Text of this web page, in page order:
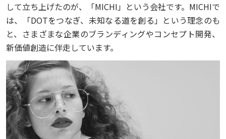
して立ち上げたのが、「MICHI」という会社です。MICHIで
は、「DOTをつなぎ、未知なる道を創る」という理念のも
と、さまざまな企業のブランディングやコンセプト開発、
新価値創造に伴走しています。